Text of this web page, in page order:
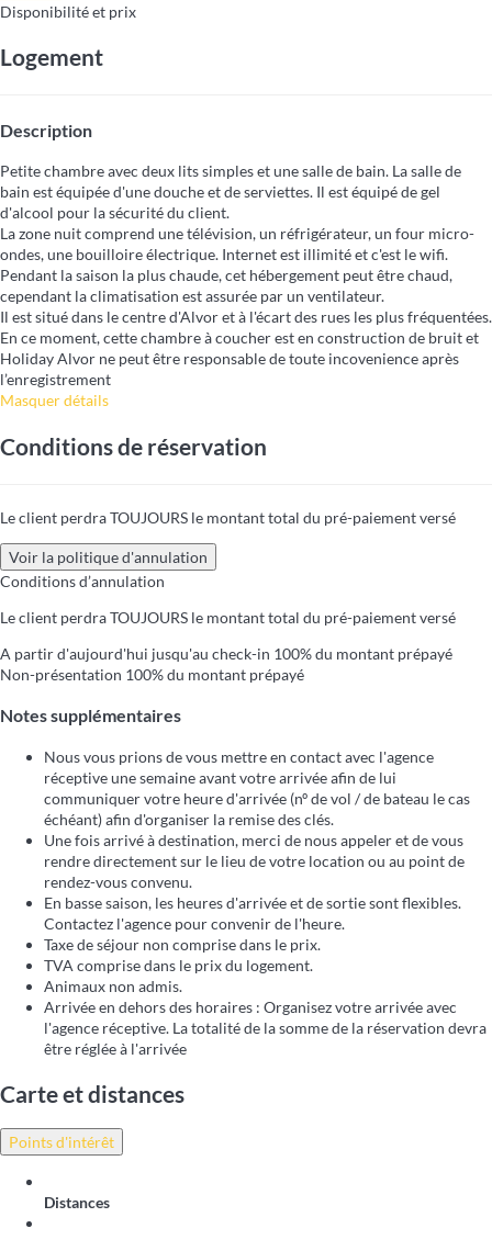
Disponibilité et prix
Logement
Description
Petite chambre avec deux lits simples et une salle de bain. La salle de
bain est équipée d'une douche et de serviettes. Il est équipé de gel
d'alcool pour la sécurité du client.
La zone nuit comprend une télévision, un réfrigérateur, un four micro-
ondes, une bouilloire électrique. Internet est illimité et c'est le wifi.
Pendant la saison la plus chaude, cet hébergement peut être chaud,
cependant la climatisation est assurée par un ventilateur.
Il est situé dans le centre d'Alvor et à l'écart des rues les plus fréquentées.
En ce moment, cette chambre à coucher est en construction de bruit et
Holiday Alvor ne peut être responsable de toute incovenience après
l’enregistrement
Masquer détails
Conditions de réservation
Le client perdra TOUJOURS le montant total du pré-paiement versé
Voir la politique d'annulation
Conditions d’annulation
Le client perdra TOUJOURS le montant total du pré-paiement versé
A partir d'aujourd'hui jusqu'au check-in 100% du montant prépayé
Non-présentation 100% du montant prépayé
Notes supplémentaires
Nous vous prions de vous mettre en contact avec l'agence
réceptive une semaine avant votre arrivée afin de lui
communiquer votre heure d'arrivée (nº de vol / de bateau le cas
échéant) afin d'organiser la remise des clés.
Une fois arrivé à destination, merci de nous appeler et de vous
rendre directement sur le lieu de votre location ou au point de
rendez-vous convenu.
En basse saison, les heures d'arrivée et de sortie sont flexibles.
Contactez l'agence pour convenir de l'heure.
Taxe de séjour non comprise dans le prix.
TVA comprise dans le prix du logement.
Animaux non admis.
Arrivée en dehors des horaires : Organisez votre arrivée avec
l'agence réceptive. La totalité de la somme de la réservation devra
être réglée à l'arrivée
Carte et distances
Points d'intérêt
Distances